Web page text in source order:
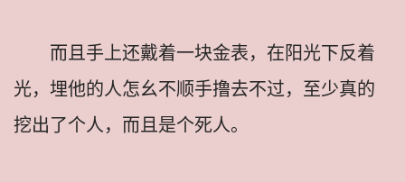
而且手上还戴着一块金表，在阳光下反着
光，埋他的人怎幺不顺手撸去不过，至少真的
挖出了个人，而且是个死人。